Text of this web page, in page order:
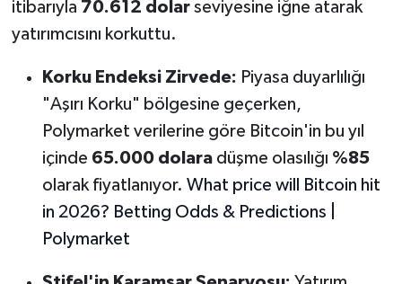
itibarıyla 70.612 dolarseviyesine iğne atarak
yatırımcısını korkuttu.
Korku Endeksi Zirvede: Piyasa duyarlılığı
"Aşırı Korku" bölgesine geçerken,
Polymarket verilerine göre Bitcoin'in bu yıl
içinde 65.000 dolaradüşme olasılığı %85
olarak fiyatlanıyor. What price will Bitcoin hit
in 2026? Betting Odds & Predictions |
Polymarket